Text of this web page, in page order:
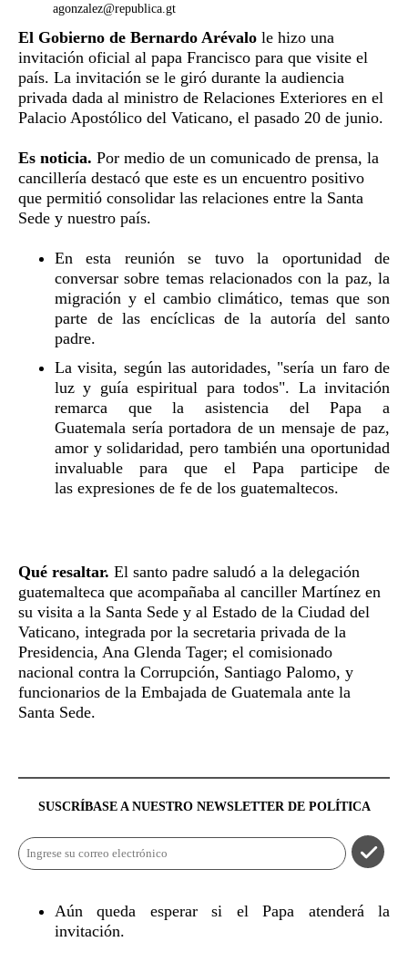
agonzalez@republica.gt
El Gobierno de Bernardo Arévalo le hizo una
invitación oficial al papa Francisco para que visite el
país. La invitación se le giró durante la audiencia
privada dada al ministro de Relaciones Exteriores en el
Palacio Apostólico del Vaticano, el pasado 20 de junio.
Es noticia. Por medio de un comunicado de prensa, la
cancillería destacó que este es un encuentro positivo
que permitió consolidar las relaciones entre la Santa
Sede y nuestro país.
En esta reunión se tuvo la oportunidad de
conversar sobre temas relacionados con la paz, la
migración y el cambio climático, temas que son
parte de las encíclicas de la autoría del santo
padre.
La visita, según las autoridades, "sería un faro de
luz y guía espiritual para todos". La invitación
remarca que la asistencia del Papa a
Guatemala sería portadora de un mensaje de paz,
amor y solidaridad, pero también una oportunidad
invaluable para que el Papa participe de
las expresiones de fe de los guatemaltecos.
Qué resaltar. El santo padre saludó a la delegación
guatemalteca que acompañaba al canciller Martínez en
su visita a la Santa Sede y al Estado de la Ciudad del
Vaticano, integrada por la secretaria privada de la
Presidencia, Ana Glenda Tager; el comisionado
nacional contra la Corrupción, Santiago Palomo, y
funcionarios de la Embajada de Guatemala ante la
Santa Sede.
SUSCRÍBASE A NUESTRO NEWSLETTER DE POLÍTICA
Aún queda esperar si el Papa atenderá la
invitación.